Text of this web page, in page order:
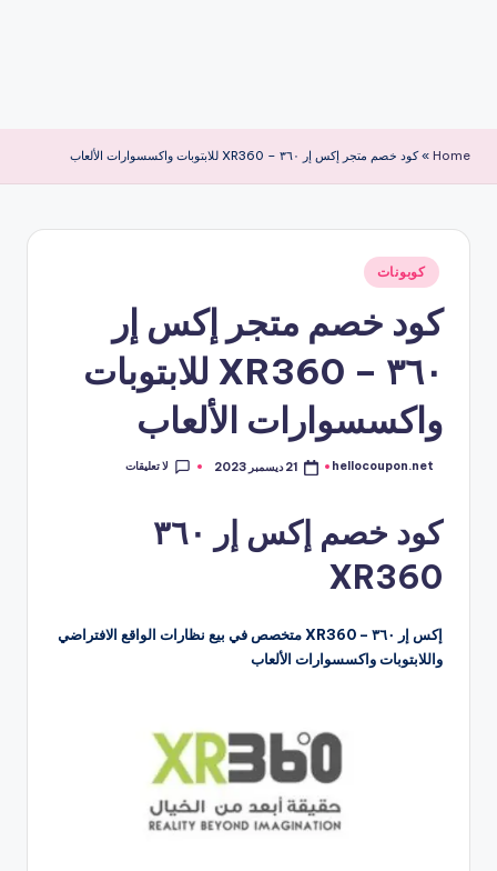
Home
»كود خصم متجر إكس إر ٣٦٠ – XR360 للابتوبات واكسسوارات الألعاب
نُشر
في
كوبونات
كود خصم متجر إكس إر
٣٦٠ – XR360 للابتوبات
واكسسوارات الألعاب
تمّ
hellocoupon.net 21 ديسمبر 2023 لا تعليقات
كود خصم إكس إر ٣٦٠
XR360
إكس إر ٣٦٠ – XR360 متخصص في بيع نظارات الواقع الافتراضي
واللابتوبات واكسسوارات الألعاب